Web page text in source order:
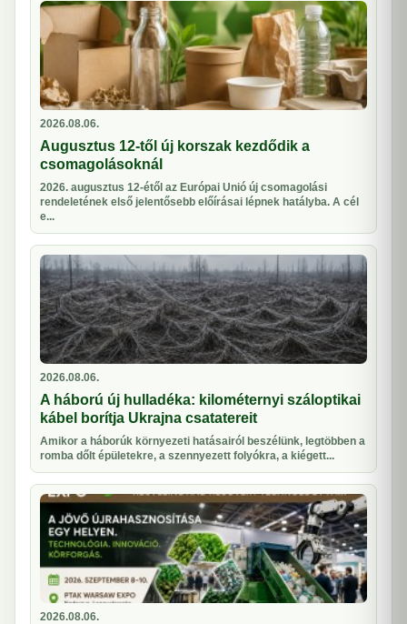
2026.08.06.
Augusztus 12-től új korszak kezdődik a
csomagolásoknál
2026. augusztus 12-étől az Európai Unió új csomagolási
rendeletének első jelentősebb előírásai lépnek hatályba. A cél
e...
2026.08.06.
A háború új hulladéka: kilométernyi száloptikai
kábel borítja Ukrajna csatatereit
Amikor a háborúk környezeti hatásairól beszélünk, legtöbben a
romba dőlt épületekre, a szennyezett folyókra, a kiégett...
2026.08.06.